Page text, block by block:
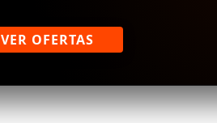
VER OFERTAS